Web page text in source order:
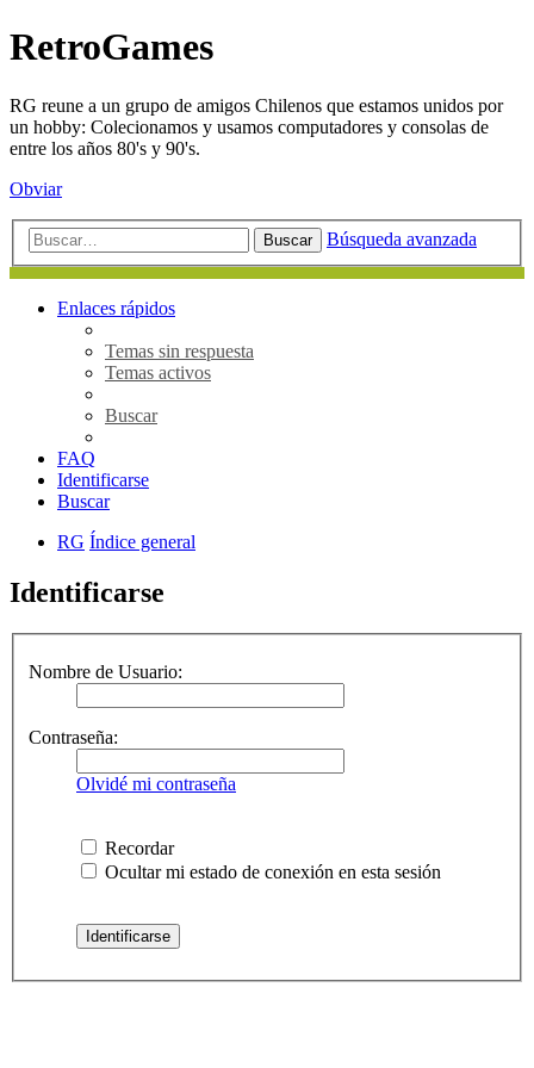
RetroGames
RG reune a un grupo de amigos Chilenos que estamos unidos por
un hobby: Colecionamos y usamos computadores y consolas de
entre los años 80's y 90's.
Obviar
Buscar Búsqueda avanzada
Enlaces rápidos
Temas sin respuesta
Temas activos
Buscar
FAQ
Identificarse
Buscar
RG Índice general
Identificarse
Nombre de Usuario:
Contraseña:
Olvidé mi contraseña
Recordar
Ocultar mi estado de conexión en esta sesión